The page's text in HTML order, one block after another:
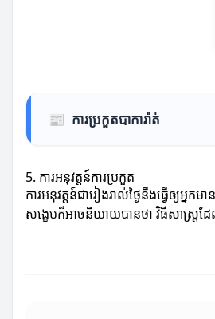
📰 ការប្រកួតបាការ៉ាត់
5. ការអនុវត្តន៍ការប្រកួត
ការអនុវត្តន៍ជារៀងរាល់ថ្ងៃនឹងធ្វើឲ្យអ្
សង្ខេបក៏អាចនិយាយបានថា វិធីសាស្ត្រដ